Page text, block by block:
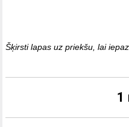
Šķirsti lapas uz priekšu, lai
1